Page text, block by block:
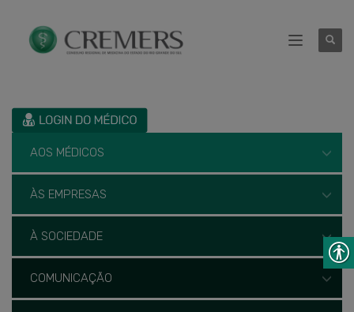
AOS MÉDICOS
ÀS EMPRESAS
À SOCIEDADE
COMUNICAÇÃO